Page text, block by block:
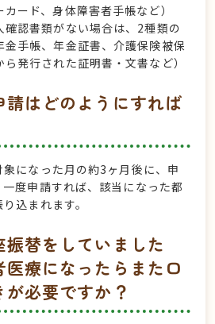
ード、身体障害者手帳など）
確認書類がない場合は、2種類の
金手帳、年金証書、介護保険被保
発行された証明書・文書など）
請はどのようにすれば
になった月の約3ヶ月後に、申
度申請すれば、該当になった都
込まれます。
替をしていました
療になったらまた口
必要ですか？